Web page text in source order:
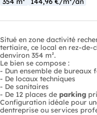
Situé en zone dactivité
tertiaire, ce local en rez-de-
denviron 354 m².
Le bien se compose :
- Dun ensemble de bureaux
- De locaux techniques
- De sanitaires
- De 12 places de parking
Configuration idéale pour
dentreprise ou services